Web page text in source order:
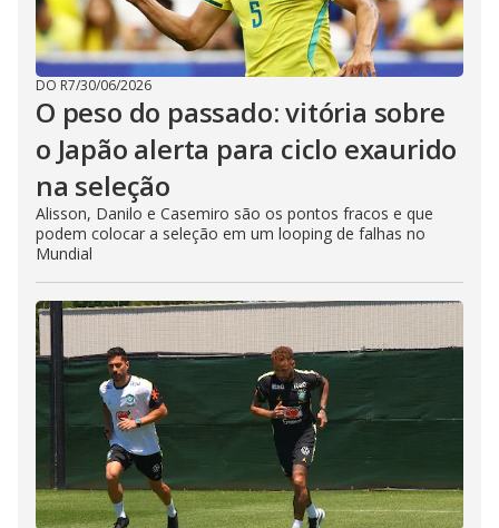
DO R7/30/06/2026
O peso do passado: vitória sobre
o Japão alerta para ciclo exaurido
na seleção
Alisson, Danilo e Casemiro são os pontos fracos e que
podem colocar a seleção em um looping de falhas no
Mundial